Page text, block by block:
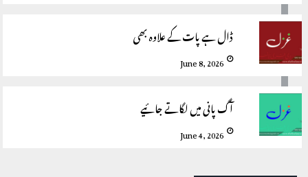
ڈال ہے پات کے علاوہ بھی
June 8, 2026
آگ پانی میں لگاتے جائیے
June 4, 2026